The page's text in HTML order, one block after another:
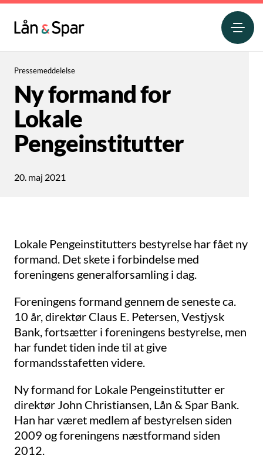
Pressemeddelelse
Ny formand for
Lokale
Pengeinstitutter
20. maj 2021
Lokale Pengeinstitutters bestyrelse har fået ny
formand. Det skete i forbindelse med
foreningens generalforsamling i dag.
Foreningens formand gennem de seneste ca.
10 år, direktør Claus E. Petersen, Vestjysk
Bank, fortsætter i foreningens bestyrelse, men
har fundet tiden inde til at give
formandsstafetten videre.
Ny formand for Lokale Pengeinstitutter er
direktør John Christiansen, Lån & Spar Bank.
Han har været medlem af bestyrelsen siden
2009 og foreningens næstformand siden
2012.